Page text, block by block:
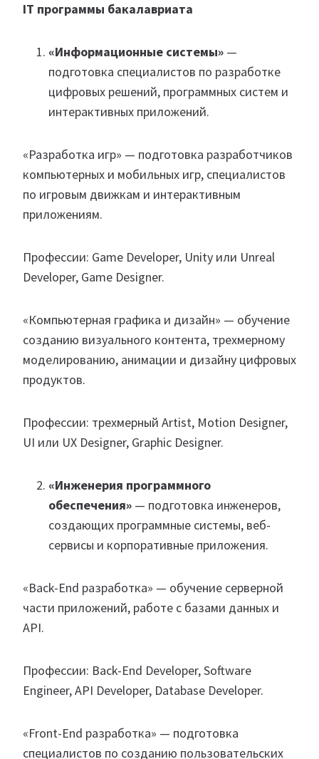
IT программы бакалавриата
«Информационные системы» —
подготовка специалистов по разработке
цифровых решений, программных систем и
интерактивных приложений.
«Разработка игр» — подготовка разработчиков
компьютерных и мобильных игр, специалистов
по игровым движкам и интерактивным
приложениям.
Профессии: Game Developer, Unity или Unreal
Developer, Game Designer.
«Компьютерная графика и дизайн» — обучение
созданию визуального контента, трехмерному
моделированию, анимации и дизайну цифровых
продуктов.
Профессии: трехмерный Artist, Motion Designer,
UI или UX Designer, Graphic Designer.
«Инженерия программного
обеспечения» — подготовка инженеров,
создающих программные системы, веб-
сервисы и корпоративные приложения.
«Back-End разработка» — обучение серверной
части приложений, работе с базами данных и
API.
Профессии: Back-End Developer, Software
Engineer, API Developer, Database Developer.
«Front-End разработка» — подготовка
специалистов по созданию пользовательских